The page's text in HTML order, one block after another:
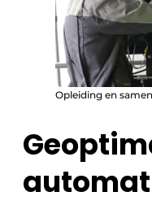
Opleiding en